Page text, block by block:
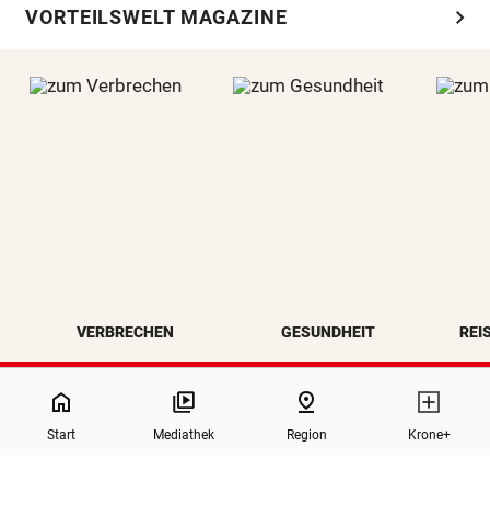
VORTEILSWELT MAGAZINE chevron_right
VERBRECHEN GESUNDHEIT
north
home
Start Mediathek
pin_drop
Region Krone+
NaN%